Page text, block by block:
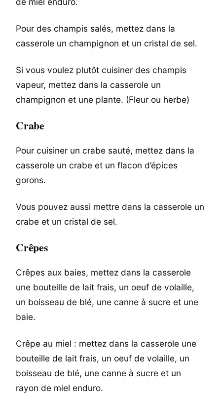
Pour des champis salés, mettez dans la
casserole un champignon et un cristal de sel.
Si vous voulez plutôt cuisiner des champis
vapeur, mettez dans la casserole un
champignon et une plante. (Fleur ou herbe)
Crabe
Pour cuisiner un crabe sauté, mettez dans la
casserole un crabe et un flacon d’épices
gorons.
Vous pouvez aussi mettre dans la casserole un
crabe et un cristal de sel.
Crêpes
Crêpes aux baies, mettez dans la casserole
une bouteille de lait frais, un oeuf de volaille,
un boisseau de blé, une canne à sucre et une
baie.
Crêpe au miel : mettez dans la casserole une
bouteille de lait frais, un oeuf de volaille, un
boisseau de blé, une canne à sucre et un
rayon de miel enduro.